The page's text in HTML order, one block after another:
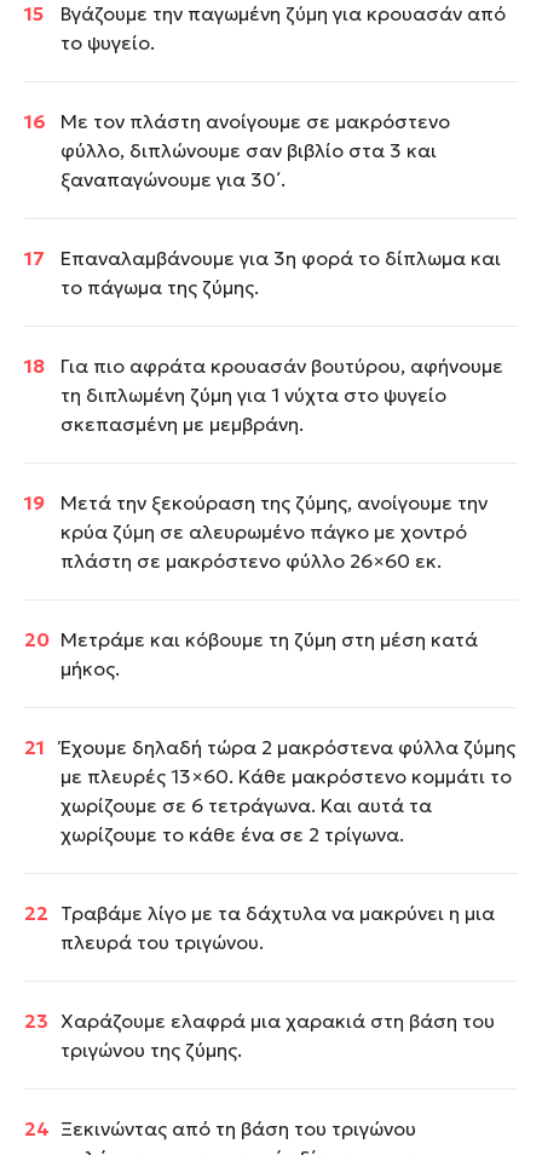
Βγάζουμε την παγωμένη ζύμη για κρουασάν από
το ψυγείο.
Με τον πλάστη ανοίγουμε σε μακρόστενο
φύλλο, διπλώνουμε σαν βιβλίο στα 3 και
ξαναπαγώνουμε για 30΄.
Επαναλαμβάνουμε για 3η φορά το δίπλωμα και
το πάγωμα της ζύμης.
Για πιο αφράτα κρουασάν βουτύρου, αφήνουμε
τη διπλωμένη ζύμη για 1 νύχτα στο ψυγείο
σκεπασμένη με μεμβράνη.
Μετά την ξεκούραση της ζύμης, ανοίγουμε την
κρύα ζύμη σε αλευρωμένο πάγκο με χοντρό
πλάστη σε μακρόστενο φύλλο 26×60 εκ.
Μετράμε και κόβουμε τη ζύμη στη μέση κατά
μήκος.
Έχουμε δηλαδή τώρα 2 μακρόστενα φύλλα ζύμης
με πλευρές 13×60. Κάθε μακρόστενο κομμάτι το
χωρίζουμε σε 6 τετράγωνα. Και αυτά τα
χωρίζουμε το κάθε ένα σε 2 τρίγωνα.
Τραβάμε λίγο με τα δάχτυλα να μακρύνει η μια
πλευρά του τριγώνου.
Χαράζουμε ελαφρά μια χαρακιά στη βάση του
τριγώνου της ζύμης.
Ξεκινώντας από τη βάση του τριγώνου